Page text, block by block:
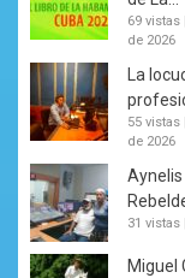
69 vistas
de 2026
La
55 vistas
de 2026
Aynelis
31 vistas
Miguel